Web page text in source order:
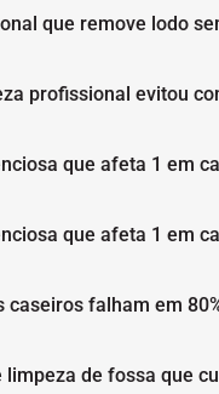
que remove lodo
profissional evitou
que afeta 1 em
que afeta 1 em
caseiros falham em
limpeza de fossa que